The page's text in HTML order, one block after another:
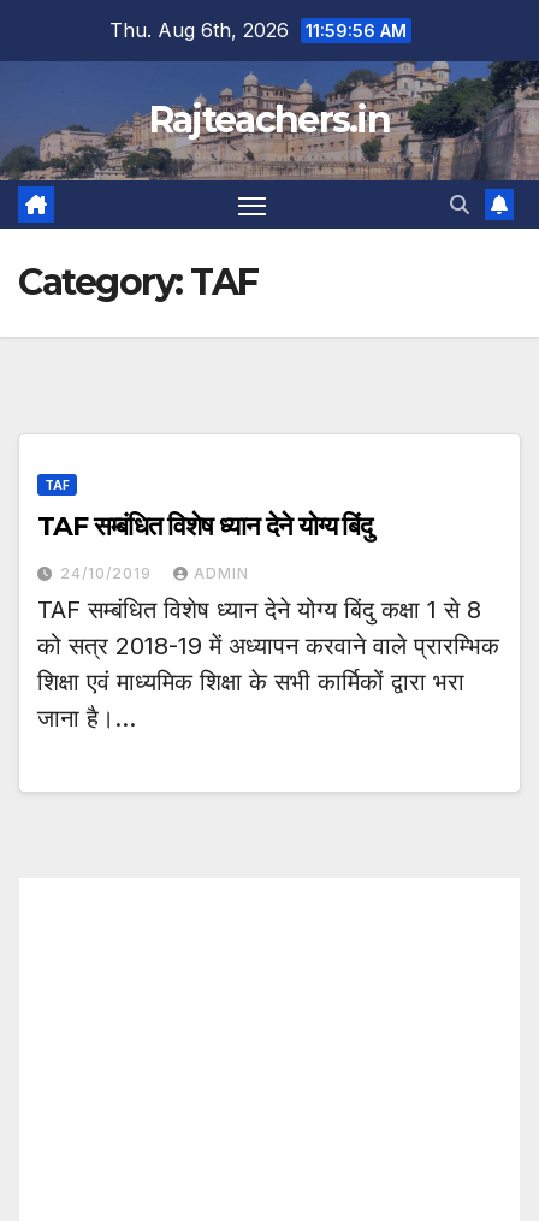
Thu. Aug 6th, 2026 11:59:56 AM
Rajteachers.in
Category:TAF
TAF
TAF सम्बंधित विशेष ध्यान देने योग्य बिंदु
24/10/2019 ADMIN
TAF सम्बंधित विशेष ध्यान देने योग्य बिंदु कक्षा 1 से 8
को सत्र 2018-19 में अध्यापन करवाने वाले प्रारम्भिक
शिक्षा एवं माध्यमिक शिक्षा के सभी कार्मिकों द्वारा भरा
जाना है।…